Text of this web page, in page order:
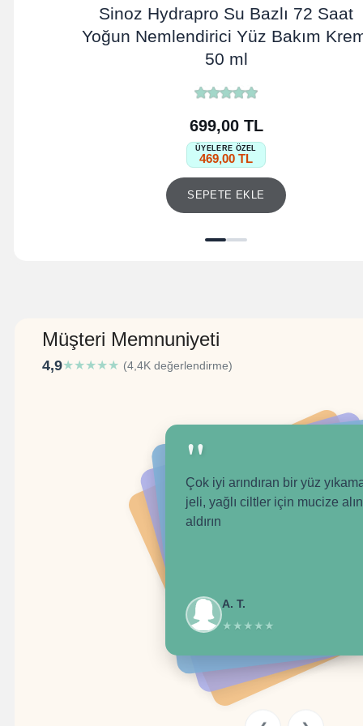
Sinoz Hydrapro Su Bazlı 72 Saat
Yoğun Nemlendirici Yüz Bakım
50 ml
699,00 TL
ÜYELERE ÖZEL
469,00 TL
SEPETE EKLE
Müşteri Memnuniyeti
4,9★★★★★ (4,4K değerlendirme)
"
Çok iyi arındıran bir yüz
jeli, yağlı ciltler için mucize alın
aldırın
A. T.
★ ★ ★ ★ ★